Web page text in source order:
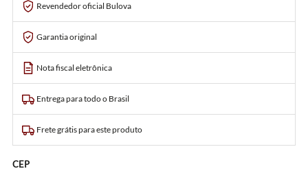
Revendedor oficial Bulova
Garantia original
Nota fiscal eletrônica
Entrega para todo o Brasil
Frete grátis para este produto
CEP